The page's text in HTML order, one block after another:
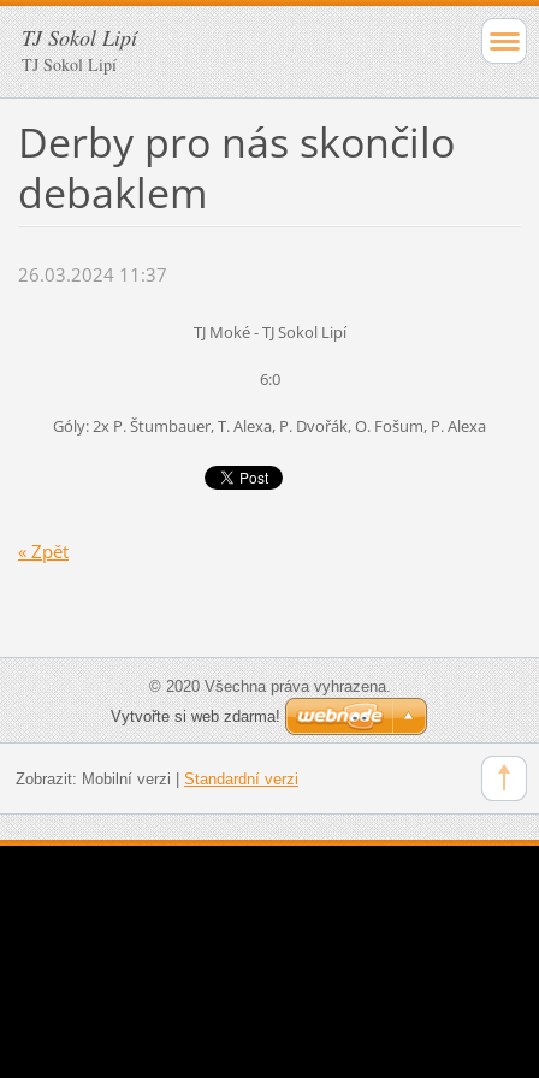
TJ Sokol Lipí
TJ Sokol Lipí
Derby pro nás skončilo
debaklem
26.03.2024 11:37
TJ Moké - TJ Sokol Lipí
6:0
Góly: 2x P. Štumbauer, T. Alexa, P. Dvořák, O. Fošum, P. Alexa
« Zpět
© 2020 Všechna práva vyhrazena.
Vytvořte si web zdarma!
Zobrazit: Mobilní verzi Standardní verzi